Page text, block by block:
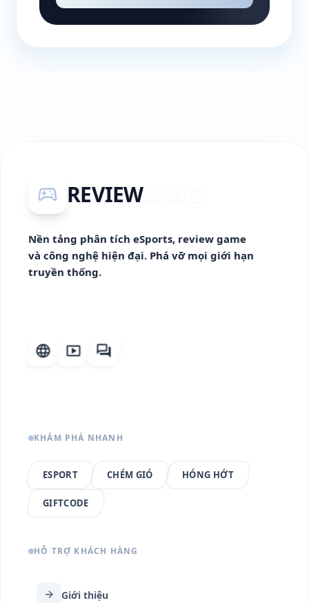
sports_esports REVIEWGAME
Nền tảng phân tích eSports, review game
và công nghệ hiện đại. Phá vỡ mọi giới hạn
truyền thống.
language smart_display forum
KHÁM PHÁ NHANH
ESPORT CHÉM GIÓ HÓNG HỚT
GIFTCODE
HỖ TRỢ KHÁCH HÀNG
arrow_forward Giới thiệu